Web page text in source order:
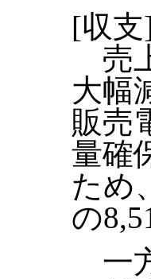
[収支
売
大幅
販売
量確
ため
の
一